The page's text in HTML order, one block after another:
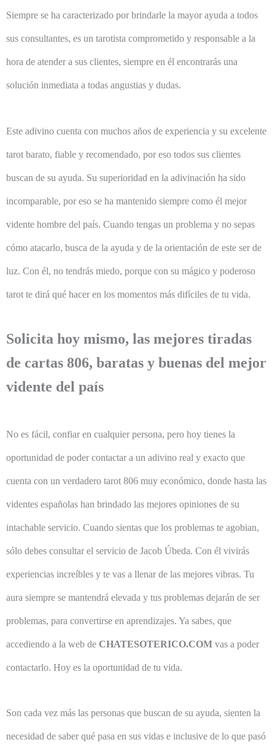
Siempre se ha caracterizado por brindarle la mayor ayuda a todos
sus consultantes, es un tarotista comprometido y responsable a la
hora de atender a sus clientes, siempre en él encontrarás una
solución inmediata a todas angustias y dudas.
Este adivino cuenta con muchos años de experiencia y su excelente
tarot barato, fiable y recomendado, por eso todos sus clientes
buscan de su ayuda. Su superioridad en la adivinación ha sido
incomparable, por eso se ha mantenido siempre como él mejor
vidente hombre del país. Cuando tengas un problema y no sepas
cómo atacarlo, busca de la ayuda y de la orientación de este ser de
luz. Con él, no tendrás miedo, porque con su mágico y poderoso
tarot te dirá qué hacer en los momentos más difíciles de tu vida.
Solicita hoy mismo, las mejores tiradas
de cartas 806, baratas y buenas del mejor
vidente del país
No es fácil, confiar en cualquier persona, pero hoy tienes la
oportunidad de poder contactar a un adivino real y exacto que
cuenta con un verdadero tarot 806 muy económico, donde hasta las
videntes españolas han brindado las mejores opiniones de su
intachable servicio. Cuando sientas que los problemas te agobian,
sólo debes consultar el servicio de Jacob Úbeda. Con él vivirás
experiencias increíbles y te vas a llenar de las mejores vibras. Tu
aura siempre se mantendrá elevada y tus problemas dejarán de ser
problemas, para convertirse en aprendizajes. Ya sabes, que
accediendo a la web de CHATESOTERICO.COM vas a poder
contactarlo. Hoy es la oportunidad de tu vida.
Son cada vez más las personas que buscan de su ayuda, sienten la
necesidad de saber qué pasa en sus vidas e inclusive de lo que pasó